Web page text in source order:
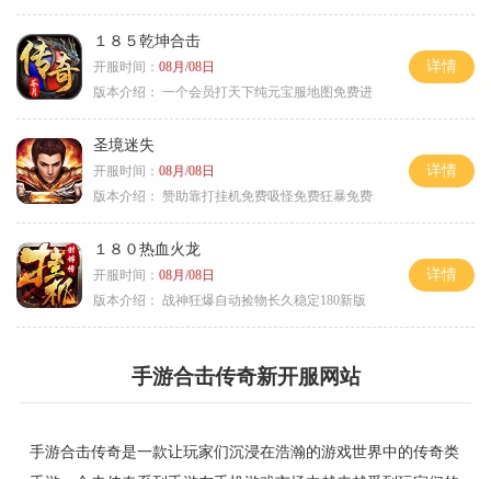
１８５乾坤合击
开服时间： 08月/08日
版本介绍： 一个会员打天下纯元宝服地图免费进
详情
圣境迷失
开服时间： 08月/08日
版本介绍： 赞助靠打挂机免费吸怪免费狂暴免费
详情
１８０热血火龙
开服时间： 08月/08日
版本介绍： 战神狂爆自动捡物长久稳定180新版
详情
手游合击传奇新开服网站
手游合击传奇是一款让玩家们沉浸在浩瀚的游戏世界中的传奇类